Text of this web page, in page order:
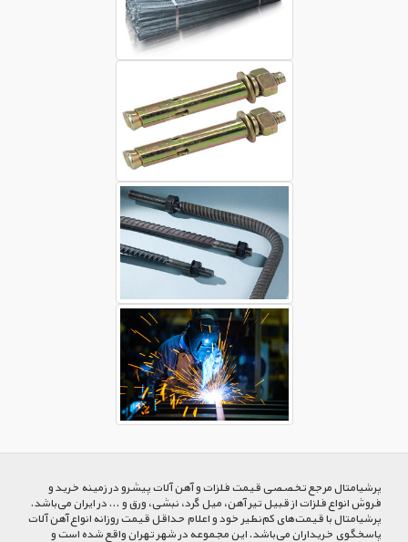
پرشیا‌متال مرجع تخصصی قیمت فلزات و آهن آلات پیشرو در زمینه خرید و
فروش انواع فلزات از قبیل تیر آهن، میل گرد، نبشی، ورق و ... در ایران می‌باشد.
پرشیامتال با قیمت‌های کم‌نظیر خود و اعلام حداقل قیمت روزانه انواع آهن آلات
پاسخگوی خریداران می‌باشد. این مجموعه در شهر تهران واقع شده است و